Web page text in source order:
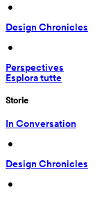
•
Design Chronicles
•
Perspectives
Esplora tutte
Storie
In Conversation
•
Design Chronicles
•